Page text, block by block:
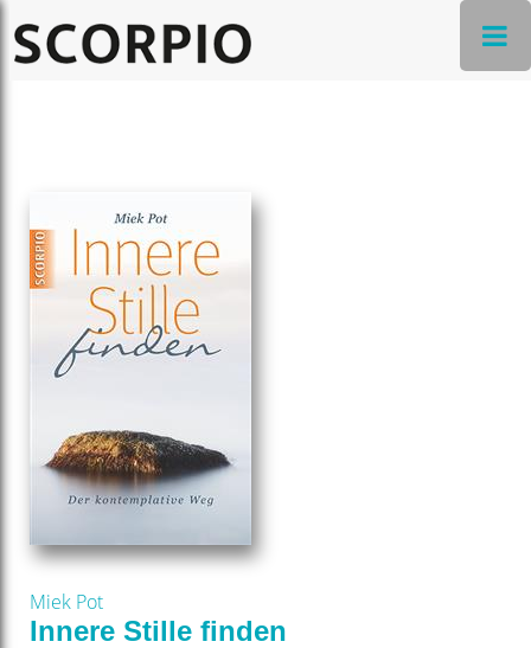
Miek Pot
Innere Stille finden